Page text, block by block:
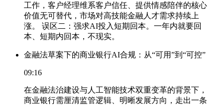
工作，客户经理维系客户信任、提供情感陪伴的核心
价值无可替代，市场对高技能金融人才需求持续上
涨。 误区二：强求AI投入短期回本。一年内就要回
本、短期内回本，不现实。
金融法草案下的商业银行AI合规：从“可用”到“可控”
09:16
在金融法治建设与人工智能技术双重变革的背景下，
商业银行需厘清监管逻辑、明晰发展方向，走出一条